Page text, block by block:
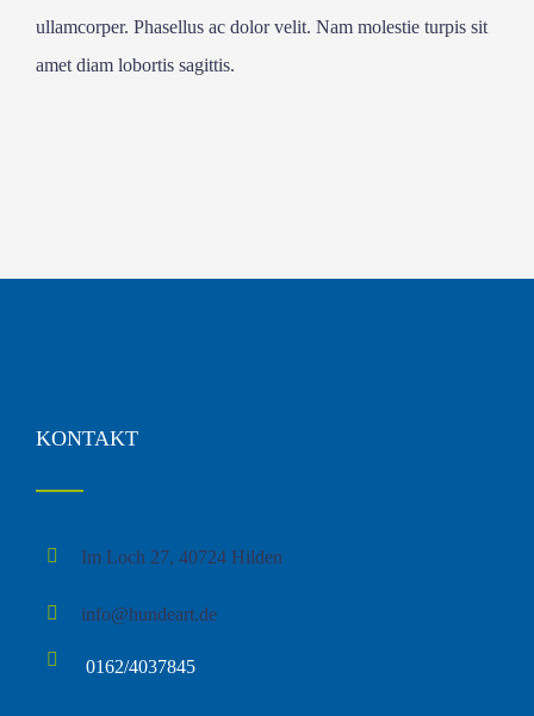
ullamcorper. Phasellus ac dolor velit. Nam molestie turpis sit
amet diam lobortis sagittis.
KONTAKT
Im Loch 27, 40724 Hilden
info@hundeart.de
0162/4037845